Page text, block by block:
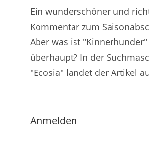
Ein wunderschöner und
Kommentar zum
Aber was ist "Kinnerhunder"
überhaupt? In der
"Ecosia" landet der Artikel
Anmelden